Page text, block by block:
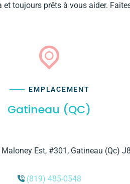
et toujours prêts à vous aider.
EMPLACEMENT
Gatineau (QC)
Est, #301, Gatineau (Qc)
(819) 485-0548